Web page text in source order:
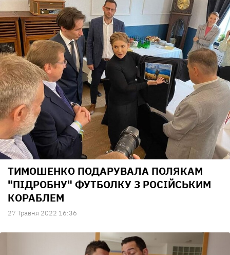
ТИМОШЕНКО ПОДАРУВАЛА ПОЛЯКАМ
"ПІДРОБНУ" ФУТБОЛКУ З РОСІЙСЬКИМ
КОРАБЛЕМ
27 Травня 2022 16:36